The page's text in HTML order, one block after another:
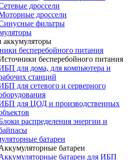
дроссели
дроссели
фильтры
бесперебойного питания
бесперебойного питания
для дома, для компьютера и
станций
для сетевого и серверного
для ЦОД и производственных
распределения энергии и
батареи
батареи
батареи для ИБП